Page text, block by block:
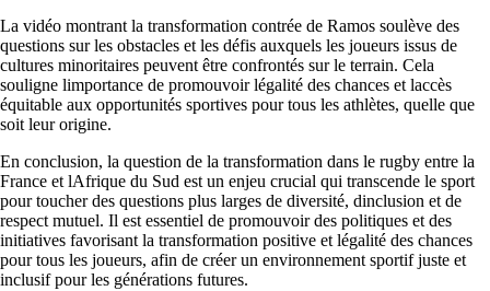
La vidéo montrant la transformation contrée de Ramos soulève des
questions sur les obstacles et les défis auxquels les joueurs issus de
cultures minoritaires peuvent être confrontés sur le terrain. Cela
souligne limportance de promouvoir légalité des chances et laccès
équitable aux opportunités sportives pour tous les athlètes, quelle que
soit leur origine.
En conclusion, la question de la transformation dans le rugby entre la
France et lAfrique du Sud est un enjeu crucial qui transcende le sport
pour toucher des questions plus larges de diversité, dinclusion et de
respect mutuel. Il est essentiel de promouvoir des politiques et des
initiatives favorisant la transformation positive et légalité des chances
pour tous les joueurs, afin de créer un environnement sportif juste et
inclusif pour les générations futures.